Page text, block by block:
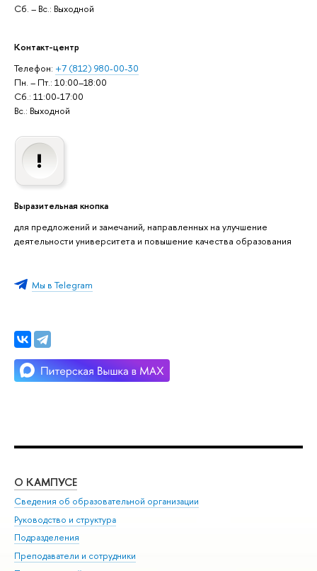
Сб. – Вс.: Выходной
Контакт-центр
Телефон: +7 (812) 980-00-30
Пн. – Пт.: 10:00–18:00
Сб.: 11:00-17:00
Вс.: Выходной
Выразительная кнопка
для предложений и замечаний, направленных на улучшение
деятельности университета и повышение качества образования
Мы в Telegram
О КАМПУСЕ
Сведения об образовательной организации
Руководство и структура
Подразделения
Преподаватели и сотрудники